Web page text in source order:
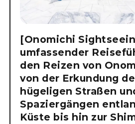
[Onomichi
umfassender
den Reizen von
von der Erkundung
hügeligen Straßen
Spaziergängen
Küste bis hin zur